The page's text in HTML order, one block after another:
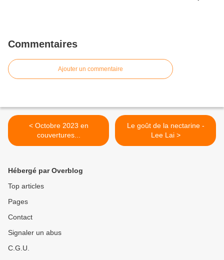
Commentaires
Ajouter un commentaire
< Octobre 2023 en
couvertures...
Le goût de la nectarine -
Lee Lai >
Hébergé par Overblog
Top articles
Pages
Contact
Signaler un abus
C.G.U.